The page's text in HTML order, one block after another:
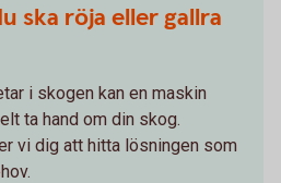
ska röja eller gallra
i skogen kan en maskin
ta hand om din skog.
vi dig att hitta lösningen som